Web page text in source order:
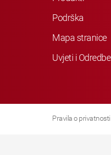
Podrška
Mapa stranice
Uvjeti i Odredbe
Pravila o privatnosti